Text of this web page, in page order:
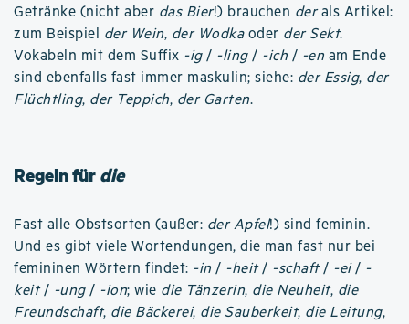
Getränke (nicht aber das Bier!) brauchen derals Artikel:
zum Beispiel der Wein, der Wodkaoder der Sekt.
Vokabeln mit dem Suffix -ig/ -ling/ -ich / -en am Ende
sind ebenfalls fast immer maskulin; siehe: der Essig, der
Flüchtling, der Teppich, der Garten.
Regeln fürdie
Fast alle Obstsorten (außer: der Apfel!) sind feminin.
Und es gibt viele Wortendungen, die man fast nur bei
femininen Wörtern findet: -in / -heit/ -schaft/ -ei/ -
keit/ -ung/ -ion; wie die Tänzerin, die Neuheit, die
Freundschaft, die Bäckerei, die Sauberkeit, die Leitung,